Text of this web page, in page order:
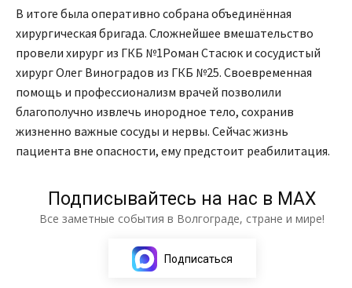
В итоге была оперативно собрана объединённая
хирургическая бригада. Сложнейшее вмешательство
провели хирург из ГКБ №1Роман Стасюк и сосудистый
хирург Олег Виноградов из ГКБ №25. Своевременная
помощь и профессионализм врачей позволили
благополучно извлечь инородное тело, сохранив
жизненно важные сосуды и нервы. Сейчас жизнь
пациента вне опасности, ему предстоит реабилитация.
Подписывайтесь на нас в МАХ
Все заметные события в Волгограде, стране и мире!
Подписаться